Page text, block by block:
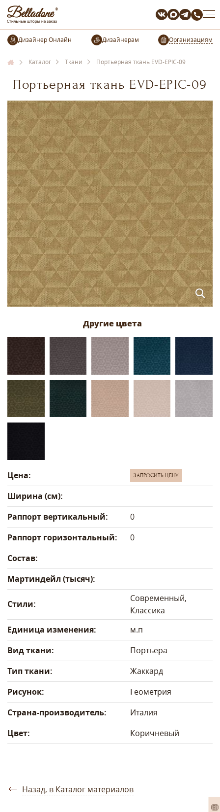
Организациям
Каталог Ткани Портьерная ткань EVD-EPIC-09
Портьерная ткань EVD-EPIC-09
Цена: ЗАПРОСИТЬ ЦЕНУ
Ширина (см):
Раппорт вертикальный:
0
Раппорт горизонтальный:
0
Состав:
Мартиндейл (тысяч):
Стили:
Современный,
Классика
Единица изменения:
м.п
Вид ткани:
Портьера
Тип ткани:
Жаккард
Рисунок:
Геометрия
Страна-производитель:
Италия
Цвет:
Коричневый
Назад, в Каталог материалов